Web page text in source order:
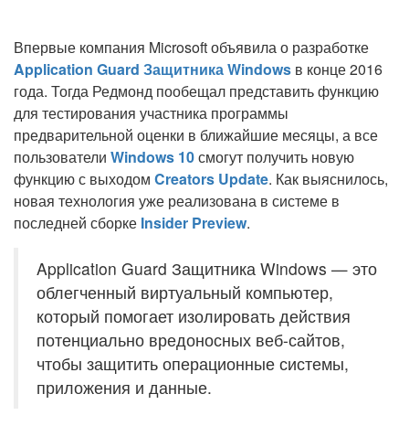
Впервые компания Microsoft объявила о разработке
Application Guard Защитника Windows в конце 2016
года. Тогда Редмонд пообещал представить функцию
для тестирования участника программы
предварительной оценки в ближайшие месяцы, а все
пользователи Windows 10смогут получить новую
функцию с выходом Creators Update. Как выяснилось,
новая технология уже реализована в системе в
последней сборке Insider Preview.
Application Guard Защитника Windows — это
облегченный виртуальный компьютер,
который помогает изолировать действия
потенциально вредоносных веб-сайтов,
чтобы защитить операционные системы,
приложения и данные.